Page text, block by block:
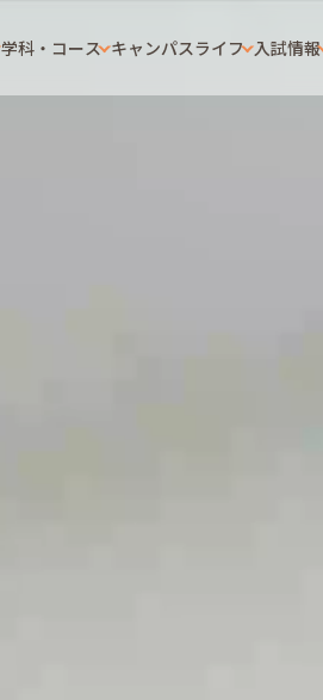
学科・コース キャンパスライフ 入試情報